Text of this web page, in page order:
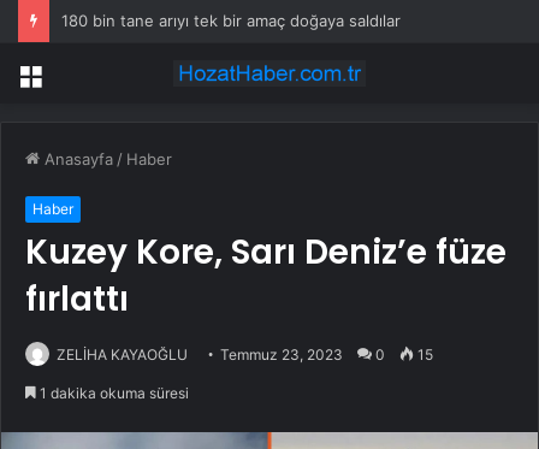
180 bin tane arıyı tek bir amaç doğaya saldılar
Menü
Anasayfa / Haber
Haber
Kuzey Kore, Sarı Deniz’e füze
fırlattı
ZELİHA KAYAOĞLU Temmuz 23, 2023 0 15
1 dakika okuma süresi